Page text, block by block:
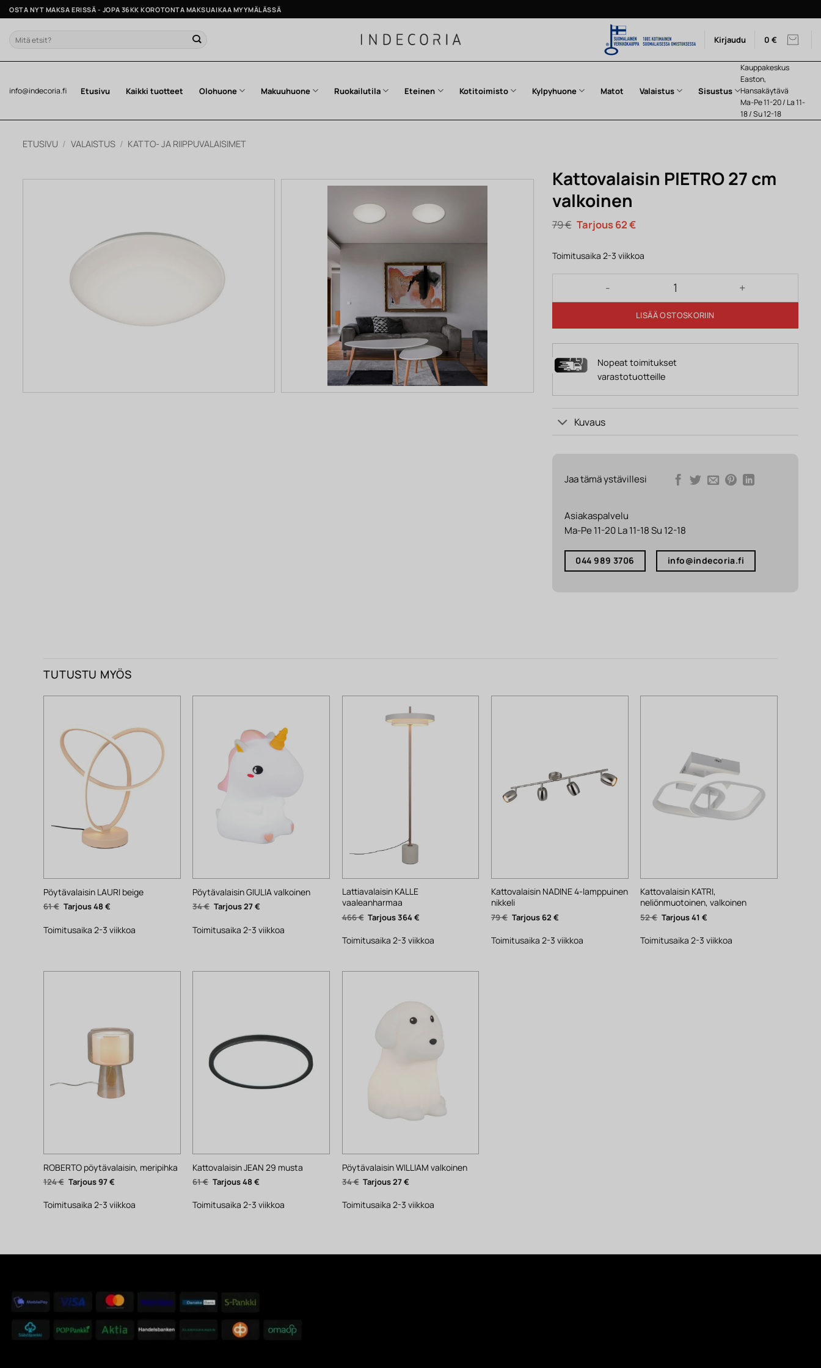
Skip
to
content
OSTA NYT MAKSA ERISSÄ - JOPA 36KK KOROTONTA MAKSUAIKAA MYYMÄLÄSSÄ
Etsi: Kirjaudu 0 €
info@indecoria.fi Etusivu Kaikki tuotteet Olohuone Makuuhuone Ruokailutila Eteinen Kotitoimisto Kylpyhuone Matot Valaistus Sisustus
Kauppakeskus
Easton,
Hansakäytävä
Ma-Pe 11-20 / La 11-
18 / Su 12-18
ETUSIVU / VALAISTUS / KATTO- JA RIIPPUVALAISIMET
Kattovalaisin PIETRO 27 cm
valkoinen
79€ Alkuperäinen
hinta
79 €.
62€Nykyinen
62 €.
Toimitusaika 2-3 viikkoa
Kattovalaisin PIETRO 27 cm valkoinen määrä
LISÄÄ OSTOSKORIIN
Nopeat toimitukset
varastotuotteille
Kuvaus
Jaa tämä ystävillesi
Asiakaspalvelu
Ma-Pe 11-20 La 11-18 Su 12-18
044 989 3706 info@indecoria.fi
TUTUSTU MYÖS
Pöytävalaisin LAURI beige
61€ Alkuperäinen
hinta
61 €.
48 €Nykyinen
hinta
48 €.
Toimitusaika 2-3 viikkoa
Pöytävalaisin GIULIA valkoinen
34€ Alkuperäinen
hinta
34 €.
27€
27 €.
Toimitusaika 2-3 viikkoa
Lattiavalaisin KALLE
vaaleanharmaa
466€ Alkuperäinen
hinta
466 €.
364€
364 €.
Toimitusaika 2-3 viikkoa
Kattovalaisin NADINE 4-lamppuinen
nikkeli
79€ Alkuperäinen
hinta
79 €.
62 €Nykyinen
hinta
62 €.
Toimitusaika 2-3 viikkoa
Kattovalaisin KATRI,
neliönmuotoinen, valkoinen
52€ Alkuperäinen
hinta
52 €.
41€
41 €.
Toimitusaika 2-3 viikkoa
ROBERTO pöytävalaisin, meripihka
124€ Alkuperäinen
hinta
124 €.
97€Nykyinen
hinta
97 €.
Toimitusaika 2-3 viikkoa
Kattovalaisin JEAN 29 musta
61€ Alkuperäinen
hinta
61 €.
48€
48 €.
Toimitusaika 2-3 viikkoa
Pöytävalaisin WILLIAM valkoinen
34€ Alkuperäinen
hinta
34 €.
27€
27 €.
Toimitusaika 2-3 viikkoa